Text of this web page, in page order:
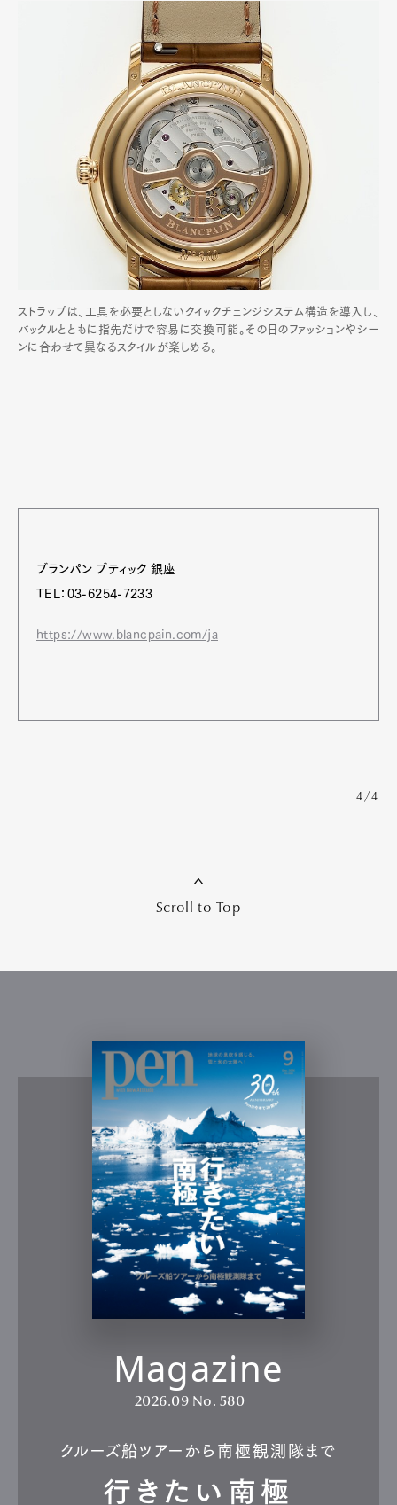
ストラップは、工具を必要としないクイックチェンジシステム構造を導入し、
バックルとともに指先だけで容易に交換可能。その日のファッションやシー
ンに合わせて異なるスタイルが楽しめる。
ブランパン ブティック 銀座
TEL：03-6254-7233
https://www.blancpain.com/ja
4/4
Scroll to Top
Magazine
2026.09 No. 580
クルーズ船ツアーから南極観測隊まで
行きたい南極